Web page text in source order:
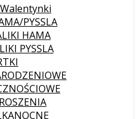
Walentynki
PYSSLA
HAMA
PYSSLA